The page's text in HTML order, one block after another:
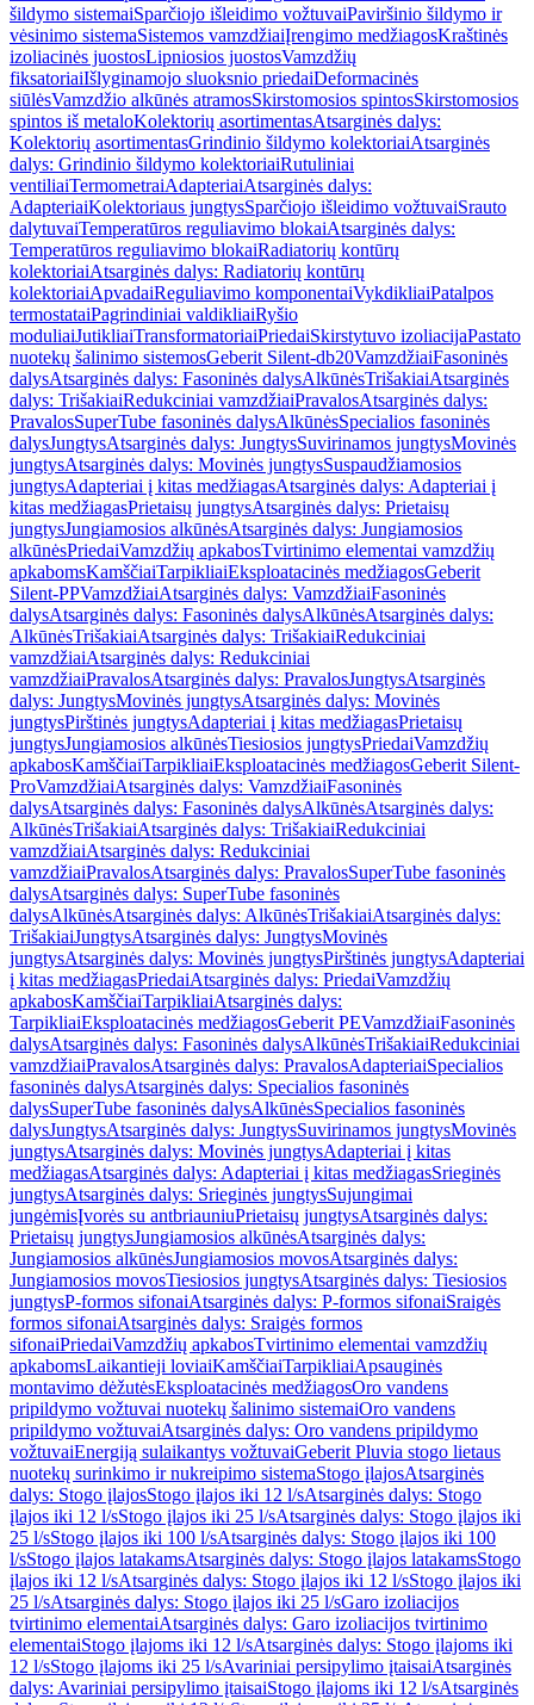
šildymo sistemaiSparčiojo išleidimo vožtuvaiPaviršinio šildymo ir
vėsinimo sistemaSistemos vamzdžiaiĮrengimo medžiagosKraštinės
izoliacinės juostosLipniosios juostosVamzdžių
fiksatoriaiIšlyginamojo sluoksnio priedaiDeformacinės
siūlėsVamzdžio alkūnės atramosSkirstomosios spintosSkirstomosios
spintos iš metaloKolektorių asortimentasAtsarginės dalys:
Kolektorių asortimentasGrindinio šildymo kolektoriaiAtsarginės
dalys: Grindinio šildymo kolektoriaiRutuliniai
ventiliaiTermometraiAdapteriaiAtsarginės dalys:
AdapteriaiKolektoriaus jungtysSparčiojo išleidimo vožtuvaiSrauto
dalytuvaiTemperatūros reguliavimo blokaiAtsarginės dalys:
Temperatūros reguliavimo blokaiRadiatorių kontūrų
kolektoriaiAtsarginės dalys: Radiatorių kontūrų
kolektoriaiApvadaiReguliavimo komponentaiVykdikliaiPatalpos
termostataiPagrindiniai valdikliaiRyšio
moduliaiJutikliaiTransformatoriaiPriedaiSkirstytuvo izoliacijaPastato
nuotekų šalinimo sistemosGeberit Silent-db20VamzdžiaiFasoninės
dalysAtsarginės dalys: Fasoninės dalysAlkūnėsTrišakiaiAtsarginės
dalys: TrišakiaiRedukciniai vamzdžiaiPravalosAtsarginės dalys:
PravalosSuperTube fasoninės dalysAlkūnėsSpecialios fasoninės
dalysJungtysAtsarginės dalys: JungtysSuvirinamos jungtysMovinės
jungtysAtsarginės dalys: Movinės jungtysSuspaudžiamosios
jungtysAdapteriai į kitas medžiagasAtsarginės dalys: Adapteriai į
kitas medžiagasPrietaisų jungtysAtsarginės dalys: Prietaisų
jungtysJungiamosios alkūnėsAtsarginės dalys: Jungiamosios
alkūnėsPriedaiVamzdžių apkabosTvirtinimo elementai vamzdžių
apkabomsKamščiaiTarpikliaiEksploatacinės medžiagosGeberit
Silent-PPVamzdžiaiAtsarginės dalys: VamzdžiaiFasoninės
dalysAtsarginės dalys: Fasoninės dalysAlkūnėsAtsarginės dalys:
AlkūnėsTrišakiaiAtsarginės dalys: TrišakiaiRedukciniai
vamzdžiaiAtsarginės dalys: Redukciniai
vamzdžiaiPravalosAtsarginės dalys: PravalosJungtysAtsarginės
dalys: JungtysMovinės jungtysAtsarginės dalys: Movinės
jungtysPirštinės jungtysAdapteriai į kitas medžiagasPrietaisų
jungtysJungiamosios alkūnėsTiesiosios jungtysPriedaiVamzdžių
apkabosKamščiaiTarpikliaiEksploatacinės medžiagosGeberit Silent-
ProVamzdžiaiAtsarginės dalys: VamzdžiaiFasoninės
dalysAtsarginės dalys: Fasoninės dalysAlkūnėsAtsarginės dalys:
AlkūnėsTrišakiaiAtsarginės dalys: TrišakiaiRedukciniai
vamzdžiaiAtsarginės dalys: Redukciniai
vamzdžiaiPravalosAtsarginės dalys: PravalosSuperTube fasoninės
dalysAtsarginės dalys: SuperTube fasoninės
dalysAlkūnėsAtsarginės dalys: AlkūnėsTrišakiaiAtsarginės dalys:
TrišakiaiJungtysAtsarginės dalys: JungtysMovinės
jungtysAtsarginės dalys: Movinės jungtysPirštinės jungtysAdapteriai
į kitas medžiagasPriedaiAtsarginės dalys: PriedaiVamzdžių
apkabosKamščiaiTarpikliaiAtsarginės dalys:
TarpikliaiEksploatacinės medžiagosGeberit PEVamzdžiaiFasoninės
dalysAtsarginės dalys: Fasoninės dalysAlkūnėsTrišakiaiRedukciniai
vamzdžiaiPravalosAtsarginės dalys: PravalosAdapteriaiSpecialios
fasoninės dalysAtsarginės dalys: Specialios fasoninės
dalysSuperTube fasoninės dalysAlkūnėsSpecialios fasoninės
dalysJungtysAtsarginės dalys: JungtysSuvirinamos jungtysMovinės
jungtysAtsarginės dalys: Movinės jungtysAdapteriai į kitas
medžiagasAtsarginės dalys: Adapteriai į kitas medžiagasSrieginės
jungtysAtsarginės dalys: Srieginės jungtysSujungimai
jungėmisĮvorės su antbriauniuPrietaisų jungtysAtsarginės dalys:
Prietaisų jungtysJungiamosios alkūnėsAtsarginės dalys:
Jungiamosios alkūnėsJungiamosios movosAtsarginės dalys:
Jungiamosios movosTiesiosios jungtysAtsarginės dalys: Tiesiosios
jungtysP-formos sifonaiAtsarginės dalys: P-formos sifonaiSraigės
formos sifonaiAtsarginės dalys: Sraigės formos
sifonaiPriedaiVamzdžių apkabosTvirtinimo elementai vamzdžių
apkabomsLaikantieji loviaiKamščiaiTarpikliaiApsauginės
montavimo dėžutėsEksploatacinės medžiagosOro vandens
pripildymo vožtuvai nuotekų šalinimo sistemaiOro vandens
pripildymo vožtuvaiAtsarginės dalys: Oro vandens pripildymo
vožtuvaiEnergiją sulaikantys vožtuvaiGeberit Pluvia stogo lietaus
nuotekų surinkimo ir nukreipimo sistemaStogo įlajosAtsarginės
dalys: Stogo įlajosStogo įlajos iki 12 l/sAtsarginės dalys: Stogo
įlajos iki 12 l/sStogo įlajos iki 25 l/sAtsarginės dalys: Stogo įlajos iki
25 l/sStogo įlajos iki 100 l/sAtsarginės dalys: Stogo įlajos iki 100
l/sStogo įlajos latakamsAtsarginės dalys: Stogo įlajos latakamsStogo
įlajos iki 12 l/sAtsarginės dalys: Stogo įlajos iki 12 l/sStogo įlajos iki
25 l/sAtsarginės dalys: Stogo įlajos iki 25 l/sGaro izoliacijos
tvirtinimo elementaiAtsarginės dalys: Garo izoliacijos tvirtinimo
elementaiStogo įlajoms iki 12 l/sAtsarginės dalys: Stogo įlajoms iki
12 l/sStogo įlajoms iki 25 l/sAvariniai persipylimo įtaisaiAtsarginės
dalys: Avariniai persipylimo įtaisaiStogo įlajoms iki 12 l/sAtsarginės